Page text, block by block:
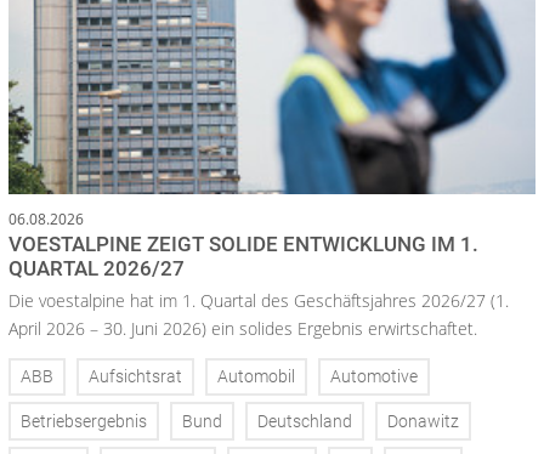
06.08.2026
VOESTALPINE ZEIGT SOLIDE ENTWICKLUNG IM 1.
QUARTAL 2026/27
Die voestalpine hat im 1. Quartal des Geschäftsjahres 2026/27 (1.
April 2026 – 30. Juni 2026) ein solides Ergebnis erwirtschaftet.
ABB Aufsichtsrat Automobil Automotive
Betriebsergebnis Bund Deutschland Donawitz